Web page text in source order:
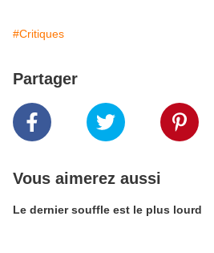
#Critiques
Partager
Vous aimerez aussi
Le dernier souffle est le plus lourd